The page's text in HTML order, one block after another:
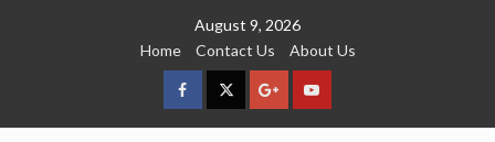
August 9, 2026
Home
Contact Us About Us
facebookTwitterGoogleYouTube